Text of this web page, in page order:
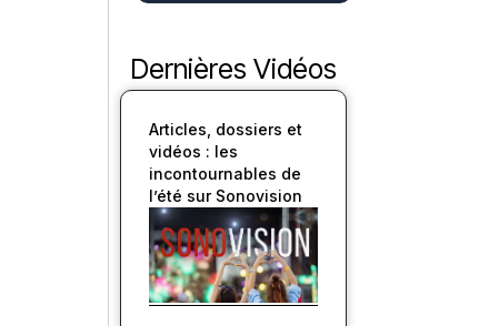
Dernières Vidéos
Articles, dossiers et
vidéos : les
incontournables de
l’été sur Sonovision